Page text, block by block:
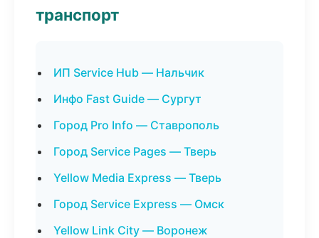
транспорт
ИП Service Hub — Нальчик
Инфо Fast Guide — Сургут
Город Pro Info — Ставрополь
Город Service Pages — Тверь
Yellow Media Express — Тверь
Город Service Express — Омск
Yellow Link City — Воронеж